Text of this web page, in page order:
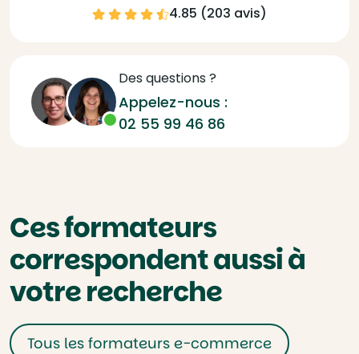
4.85 (203 avis)
Des questions ?
Appelez-nous :
02 55 99 46 86
Ces formateurs
correspondent aussi à
votre recherche
Tous les formateurs e-commerce